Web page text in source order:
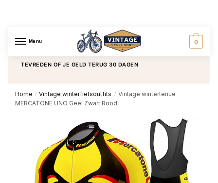
Menu 0
GRATIS BEZORGING
TEVREDEN OF JE GELD TERUG 30 DAGEN
Home / Vintage winterfietsoutfits / Vintage wintertenue
MERCATONE UNO Geel Zwart Rood